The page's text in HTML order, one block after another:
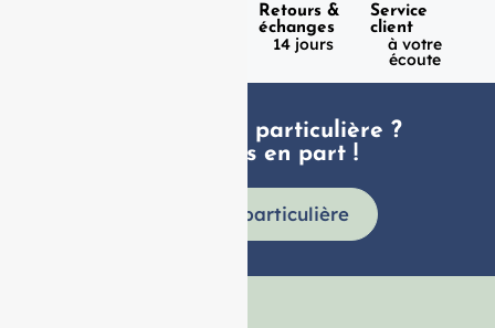
Retours &
échanges
14 jours
Service
client
à votre
écoute
Une demande particulière ?
faites nous en part !
Demande particulière